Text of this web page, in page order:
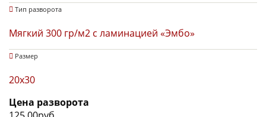
Тип разворота
Мягкий 300 гр/м2 с ламинацией «Эмбо»
Размер
20х30
Цена разворота